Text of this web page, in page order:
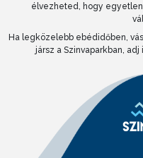
élvezheted, hogy
Ha legközelebb ebédidőben,
jársz a Szinvaparkban,